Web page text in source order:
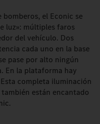
el Econic se
luz»: múltiples faros
del vehículo. Dos
cada uno en la base
pase por alto ningún
En la plataforma hay
completa iluminación
están encantado